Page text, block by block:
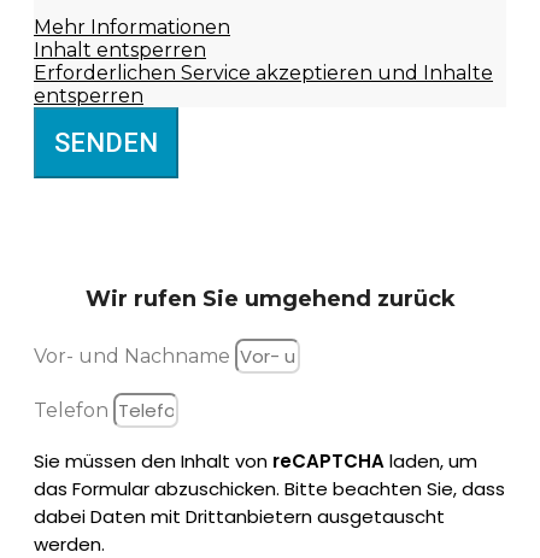
Mehr Informationen
Inhalt entsperren
Erforderlichen Service akzeptieren und Inhalte
entsperren
SENDEN
Wir rufen Sie umgehend zurück
Vor- und Nachname
Telefon
Sie müssen den Inhalt von reCAPTCHAladen, um
das Formular abzuschicken. Bitte beachten Sie, dass
dabei Daten mit Drittanbietern ausgetauscht
werden.